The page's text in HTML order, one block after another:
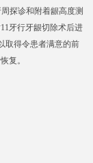
探诊和附着龈高度测
牙行牙龈切除术后进
取得令患者满意的前
复。